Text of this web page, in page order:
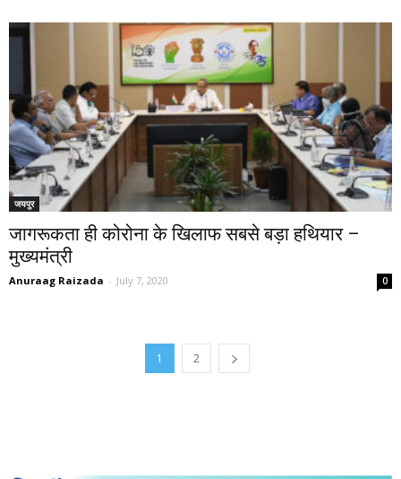
जयपुर
जागरूकता ही कोरोना के खिलाफ सबसे बड़ा हथियार –
मुख्यमंत्री
Anuraag Raizada - July 7, 2020 0
1 2